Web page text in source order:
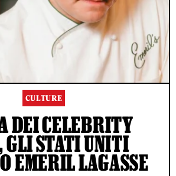
CULTURE
DEI CELEBRITY
GLI STATI UNITI
EMERIL LAGASSE